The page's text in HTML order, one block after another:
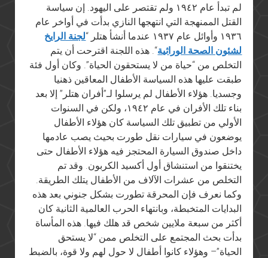
لم تبدأ عام ١٩٤٢ ولم تقتصر على اليهود. إن سياسة
القتل الممنهجة التي انتهجها النازي بدأت في أواخر عام
١٩٣٦ وأوائل عام ١٩٣٧ عندما أنشأ هتلر “
لجنة الرايخ
لشئون الصحة الوراثية“. هذه اللجنة اقترحت أن يتم
التخلص من “حياة من لا يستحقون الحياة”. وكان أول فئة
طبقت عليها هذه السياسة الأطفال المعاقين ذهنيا
وجسديا. هؤلاء الأطفال لم يرسلوا لـ”أفران هتلر” إلا بعد
بناء تلك الأفران في عام ١٩٤٢، ولكن في السنوات
الأولي من تطبيق تلك السياسة كان هؤلاء الأطفال
يوضعون في سيارات نقل طورت بحيث يصب عادمها
داخل صندوق السيارة المحتجز فيه هؤلاء الأطفال حتى
يختنقوا من استنشاق أول أكسيد الكربون. وقد تم
التخلص من عشرات الآلاف من الأطفال يتلك الطريقة.
وكما نعرف فإن المحرقة تطورت بشكل جنوني بعد هذه
البدايات المتخبطة، وبانتهاء الحرب العالمية الثانية كان
أكثر من سبعة ملايين شخص قد هلك فيها. هذه المأساة
بدأت بحث المجتمع على التخلص ممن “لا يستحق
الحياة”– وهؤلاء كانوا أطفال لا حول لهم ولا قوة، بالضبط